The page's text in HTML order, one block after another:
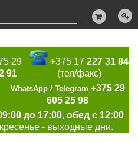
29
91
+375 17227 31 84
(тел/факс)
WhatsApp / Telegram +375 29
605 25 98
до 17:00, обед с 12:00
- выходные дни.